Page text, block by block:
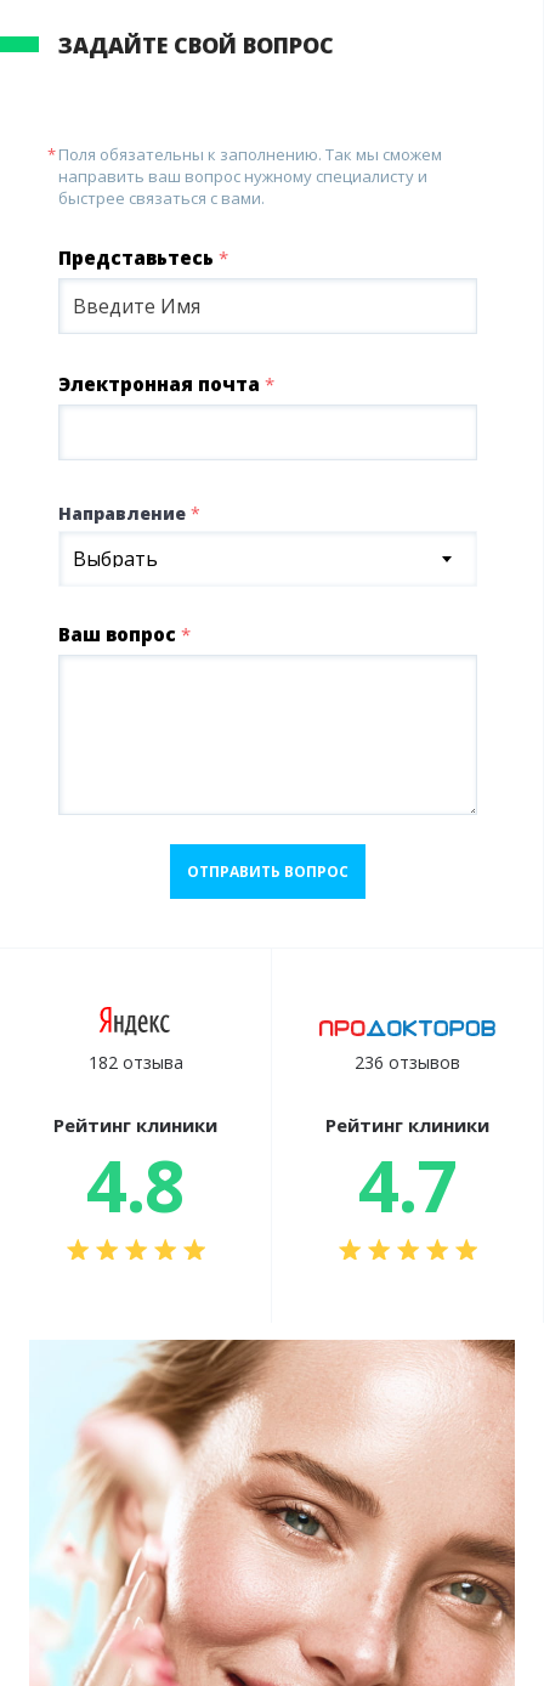
ЗАДАЙТЕ СВОЙ ВОПРОС
Поля обязательны к заполнению. Так мы сможем
направить ваш вопрос нужному специалисту и
быстрее связаться с вами.
Представьтесь *
Электронная почта *
Направление *
Выбрать
Ваш вопрос *
ОТПРАВИТЬ ВОПРОС
182 отзыва
Рейтинг клиники
4.8
236 отзывов
Рейтинг клиники
4.7